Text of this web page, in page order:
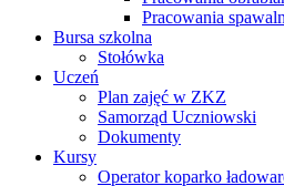
Pracowania
Bursa szkolna
Stołówka
Uczeń
Plan zajęć w ZKZ
Samorząd Uczniowski
Dokumenty
Kursy
Operator koparko